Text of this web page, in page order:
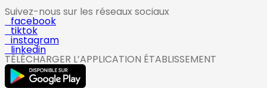
Suivez-nous sur les réseaux sociaux
facebook
tiktok
instagram
linkedin
TÉLÉCHARGER L’APPLICATION ÉTABLISSEMENT